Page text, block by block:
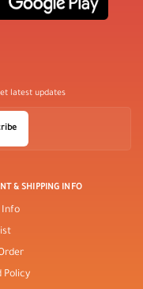
& SHIPPING INFO
Info
Policy
latest updates